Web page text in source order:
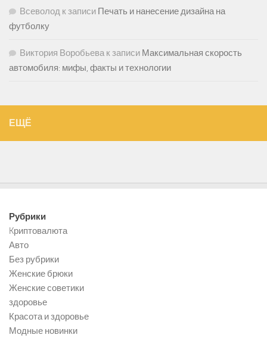
Всеволод к записи Печать и нанесение дизайна на
футболку
Виктория Воробьевак записи Максимальная скорость
автомобиля: мифы, факты и технологии
ЕЩЁ
Рубрики
Kриптовалюта
Авто
Без рубрики
Женские брюки
Женские советики
здоровье
Красота и здоровье
Модные новинки